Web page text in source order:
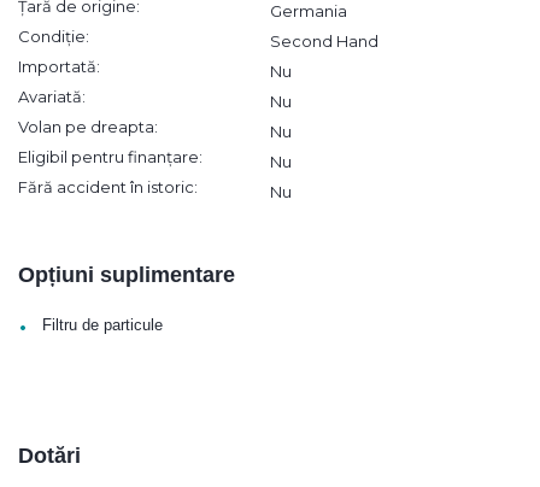
Țară de origine:
Germania
Condiție:
Second Hand
Importată:
Nu
Avariată:
Nu
Volan pe dreapta:
Nu
Eligibil pentru finanțare:
Nu
Fără accident în istoric:
Nu
Opțiuni suplimentare
• Filtru de particule
Dotări